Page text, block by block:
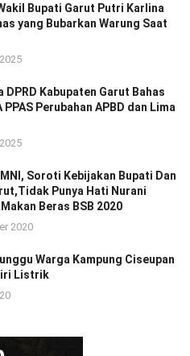
Bupati Garut Putri Karlina
yang Bubarkan Warung Saat
DPRD Kabupaten Garut Bahas
PPAS Perubahan APBD dan Lima
Soroti Kebijakan Bupati Dan
Punya Hati Nurani
Beras BSB 2020
2020
Warga Kampung Ciseupan
Listrik